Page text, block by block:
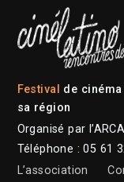
Festival de
sa région
Organisé par
Téléphone : 05 61
L’association